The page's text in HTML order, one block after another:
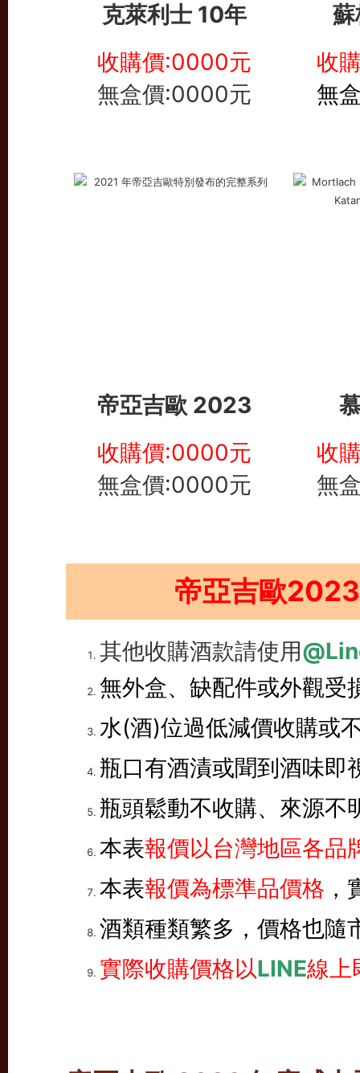
克萊利士 10年
收購價:0000元
無盒價:0000元
收
無
帝亞吉歐 2023
收購價:0000元
無盒價:0000元
收
無
帝亞吉歐
其他收購酒款請使用
無外盒、缺配件或外觀受
水(酒)位過低減價收購或
瓶口有酒漬或聞到酒味即
瓶頭鬆動不收購、來源不
本表報價以台灣地區各品
本表報價為標準品價格
酒類種類繁多，價格也隨
實際收購價格以LINE線上